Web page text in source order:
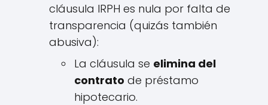
cláusula IRPH es nula por falta de
transparencia (quizás también
abusiva):
La cláusula se elimina del
contrato de préstamo
hipotecario.